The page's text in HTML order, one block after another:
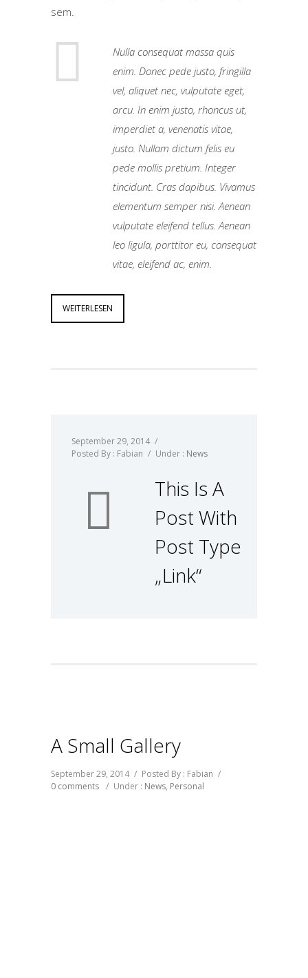
sem.
Nulla consequat massa quis
enim. Donec pede justo, fringilla
vel, aliquet nec, vulputate eget,
arcu. In enim justo, rhoncus ut,
imperdiet a, venenatis vitae,
justo. Nullam dictum felis eu
pede mollis pretium. Integer
tincidunt. Cras dapibus. Vivamus
elementum semper nisi. Aenean
vulputate eleifend tellus. Aenean
leo ligula, porttitor eu, consequat
vitae, eleifend ac, enim.
WEITERLESEN
September 29, 2014 /
Posted By : Fabian / Under : News
This Is A
Post With
Post Type
„Link“
A Small Gallery
September 29, 2014 / Posted By : Fabian /
0 comments / Under : News, Personal